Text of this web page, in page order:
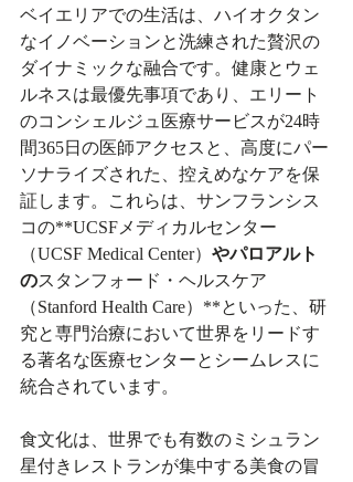
ベイエリアでの生活は、ハイオクタン
なイノベーションと洗練された贅沢の
ダイナミックな融合です。健康とウェ
ルネスは最優先事項であり、エリート
のコンシェルジュ医療サービスが24時
間365日の医師アクセスと、高度にパー
ソナライズされた、控えめなケアを保
証します。これらは、サンフランシス
コの**UCSFメディカルセンター
（UCSF Medical Center） やパロアルト
のスタンフォード・ヘルスケア
（Stanford Health Care）**といった、研
究と専門治療において世界をリードす
る著名な医療センターとシームレスに
統合されています。
食文化は、世界でも有数のミシュラン
星付きレストランが集中する美食の冒